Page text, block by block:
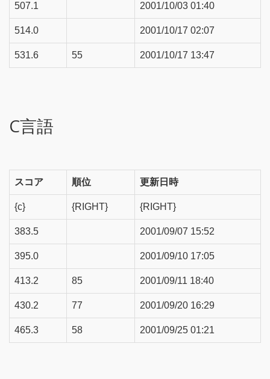
507.1 2001/10/03 01:40
514.0 2001/10/17 02:07
531.6 55 2001/10/17 13:47
C言語
スコア 順位 更新日時
{c} {RIGHT} {RIGHT}
383.5 2001/09/07 15:52
395.0 2001/09/10 17:05
413.2 85 2001/09/11 18:40
430.2 77 2001/09/20 16:29
465.3 58 2001/09/25 01:21